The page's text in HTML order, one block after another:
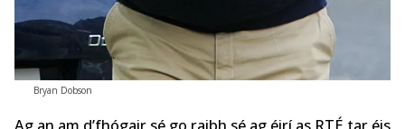
Bryan Dobson